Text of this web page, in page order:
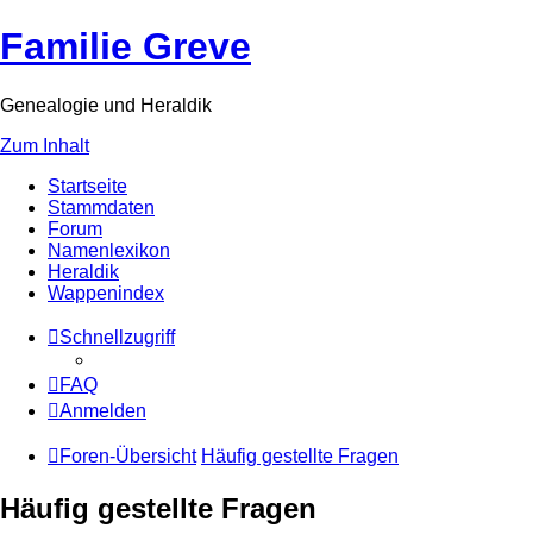
Familie Greve
Genealogie und Heraldik
Zum Inhalt
Startseite
Stammdaten
Forum
Namenlexikon
Heraldik
Wappenindex
Schnellzugriff
FAQ
Anmelden
Foren-Übersicht Häufig gestellte Fragen
Häufig gestellte Fragen